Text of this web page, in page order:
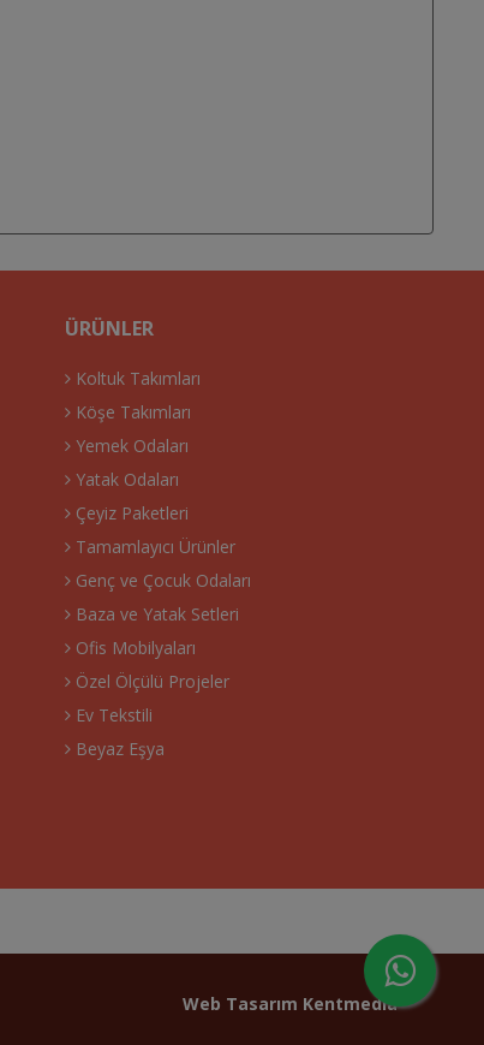
ÜRÜNLER
Koltuk Takımları
Köşe Takımları
Yemek Odaları
Yatak Odaları
Çeyiz Paketleri
Tamamlayıcı Ürünler
Genç ve Çocuk Odaları
Baza ve Yatak Setleri
Ofis Mobilyaları
Özel Ölçülü Projeler
Ev Tekstili
Beyaz Eşya
Web Tasarım Kentmedia